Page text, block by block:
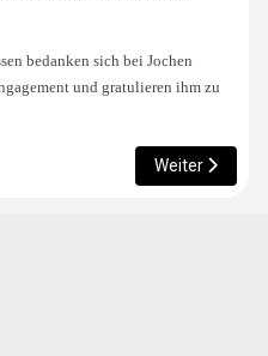
bedanken sich bei Jochen
und gratulieren ihm zu
jetzt verfügbarNächster
Weiter